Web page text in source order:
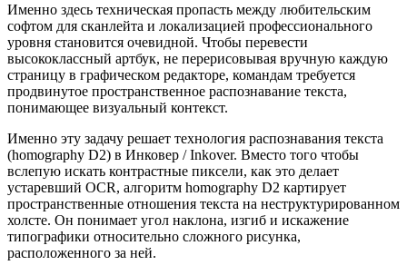
Именно здесь техническая пропасть между любительским
софтом для сканлейта и локализацией профессионального
уровня становится очевидной. Чтобы перевести
высококлассный артбук, не перерисовывая вручную каждую
страницу в графическом редакторе, командам требуется
продвинутое пространственное распознавание текста,
понимающее визуальный контекст.
Именно эту задачу решает технология распознавания текста
(homography D2) в Инковер / Inkover. Вместо того чтобы
вслепую искать контрастные пиксели, как это делает
устаревший OCR, алгоритм homography D2 картирует
пространственные отношения текста на неструктурированном
холсте. Он понимает угол наклона, изгиб и искажение
типографики относительно сложного рисунка,
расположенного за ней.